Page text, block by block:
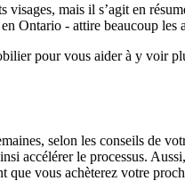
visages, mais il s’agit en
Ontario - attire beaucoup les
pour vous aider à y voir
selon les conseils de
accélérer le processus.
vous achèterez votre